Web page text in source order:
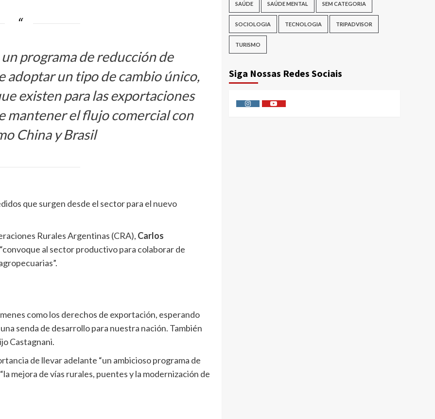
programa de reducción de
adoptar un tipo de cambio único,
existen para las exportaciones
mantener el flujo comercial con
China y Brasil
que surgen desde el sector para el nuevo
Rurales Argentinas (CRA), Carlos
al sector productivo para colaborar de
como los derechos de exportación, esperando
senda de desarrollo para nuestra nación. También
Castagnani.
de llevar adelante “un ambicioso programa de
mejora de vías rurales, puentes y la modernización de
SAÚDE SAÚDE MENTAL SEM CATEGORIA
SOCIOLOGIA TECNOLOGIA TRIPADVISOR
TURISMO
Siga Nossas Redes Sociais
InstagramYoutube